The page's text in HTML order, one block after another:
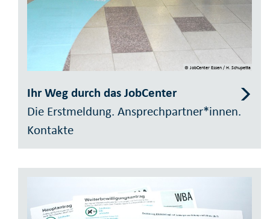
© JobCenter Essen / H. Schupetta
Ihr Weg durch das JobCenter
Die Erstmeldung. Ansprechpartner*innen.
Kontakte